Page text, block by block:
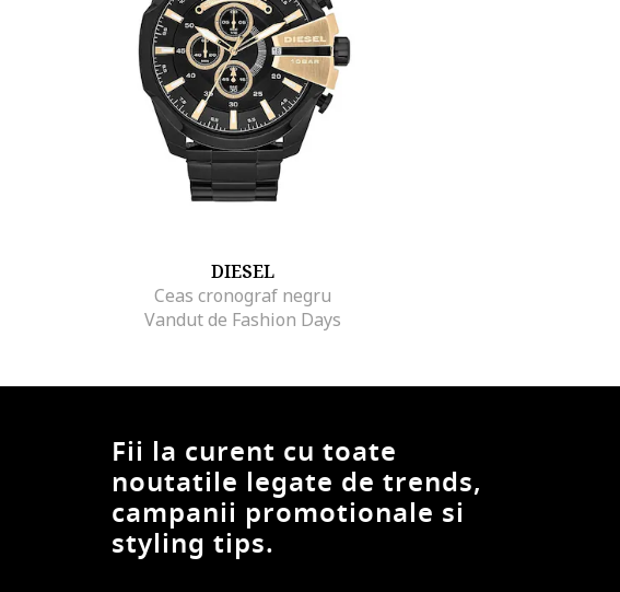
DIESEL
Ceas cronograf negru
Vandut de Fashion Days
Fii la curent cu toate
noutatile legate de trends,
campanii promotionale si
styling tips.